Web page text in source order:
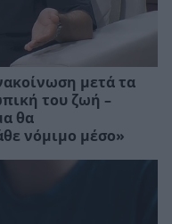
μετά τα
του ζωή –
θα
νόμιμο μέσο»